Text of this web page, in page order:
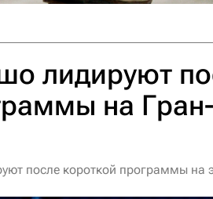
лидируют
на
после короткой программы на